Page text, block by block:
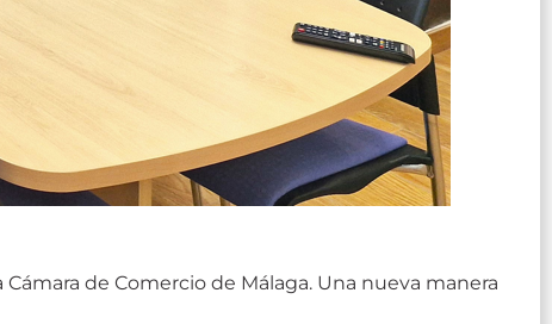
de Comercio de Málaga. Una nueva manera